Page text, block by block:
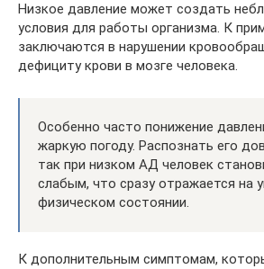
Низкое давление может создать
условия для работы организма. К
заключаются в нарушении
дефициту крови в мозге человека.
Особенно часто понижение
жаркую погоду. Распознать его
так при низком АД человек
слабым, что сразу отражается на
физическом состоянии.
К дополнительным симптомам,